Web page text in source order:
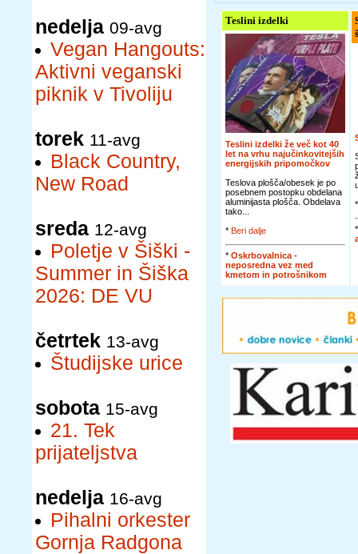
nedelja 09-avg
Vegan Hangouts:
Aktivni veganski
piknik v Tivoliju
torek 11-avg
Black Country,
New Road
sreda 12-avg
Poletje v Šiški -
Summer in Šiška
2026: DE VU
četrtek 13-avg
Študijske urice
sobota 15-avg
21. Tek
prijateljstva
nedelja 16-avg
Pihalni orkester
Gornja Radgona
Teslini izdelki
Teslini izdelki že več kot 40
let na vrhu najučinkovitejših
energijskih pripomočkov
Teslova plošča/obesek je po
posebnem postopku obdelana
aluminijasta plošča. Obdelava
tako...
* Beri dalje
* Oskrbovalnica -
neposredna vez med
kmetom in potrošnikom